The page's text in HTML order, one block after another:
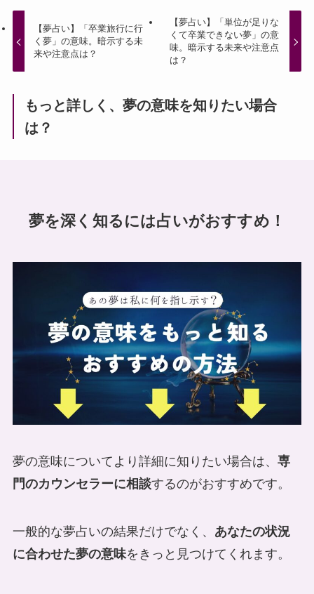
【夢占い】「卒業旅行に行
く夢」の意味。暗示する未
来や注意点は？
【夢占い】「単位が足りな
くて卒業できない夢」の意
味。暗示する未来や注意点
は？
もっと詳しく、夢の意味を知りたい場合
は？
夢を深く知るには占いがおすすめ！
夢の意味についてより詳細に知りたい場合は、 専
門のカウンセラーに相談するのがおすすめです。
一般的な夢占いの結果だけでなく、 あなたの状況
に合わせた夢の意味をきっと見つけてくれます。